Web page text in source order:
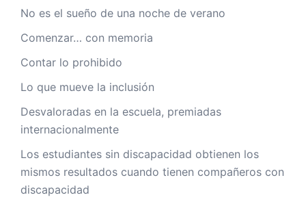
No es el sueño de una noche de verano
Comenzar… con memoria
Contar lo prohibido
Lo que mueve la inclusión
Desvaloradas en la escuela, premiadas
internacionalmente
Los estudiantes sin discapacidad obtienen los
mismos resultados cuando tienen compañeros con
discapacidad